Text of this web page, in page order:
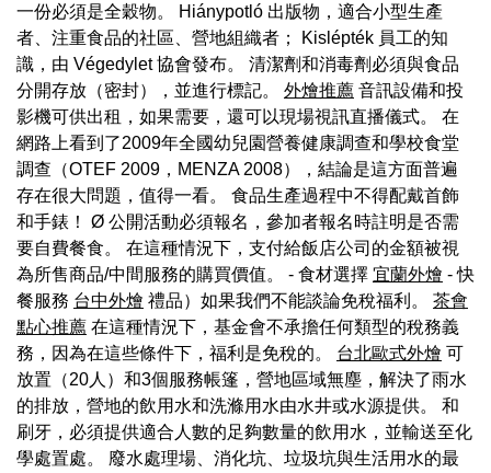
一份必須是全穀物。 Hiánypotló 出版物，適合小型生產
者、注重食品的社區、營地組織者； Kislépték 員工的知
識，由 Végedylet 協會發布。 清潔劑和消毒劑必須與食品
分開存放（密封），並進行標記。 外燴推薦 音訊設備和投
影機可供出租，如果需要，還可以現場視訊直播儀式。 在
網路上看到了2009年全國幼兒園營養健康調查和學校食堂
調查（OTEF 2009，MENZA 2008），結論是這方面普遍
存在很大問題，值得一看。 食品生產過程中不得配戴首飾
和手錶！ Ø 公開活動必須報名，參加者報名時註明是否需
要自費餐食。 在這種情況下，支付給飯店公司的金額被視
為所售商品/中間服務的購買價值。 - 食材選擇 宜蘭外燴 - 快
餐服務 台中外燴 禮品）如果我們不能談論免稅福利。 茶會
點心推薦 在這種情況下，基金會不承擔任何類型的稅務義
務，因為在這些條件下，福利是免稅的。 台北歐式外燴 可
放置（20人）和3個服務帳篷，營地區域無塵，解決了雨水
的排放，營地的飲用水和洗滌用水由水井或水源提供。 和
刷牙，必須提供適合人數的足夠數量的飲用水，並輸送至化
學處置處。 廢水處理場、消化坑、垃圾坑與生活用水的最